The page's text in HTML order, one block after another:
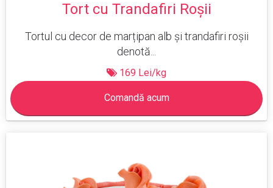
Tort cu Trandafiri Roșii
Tortul cu decor de marțipan alb și trandafiri roșii
denotă...
169 Lei/kg
Comandă acum